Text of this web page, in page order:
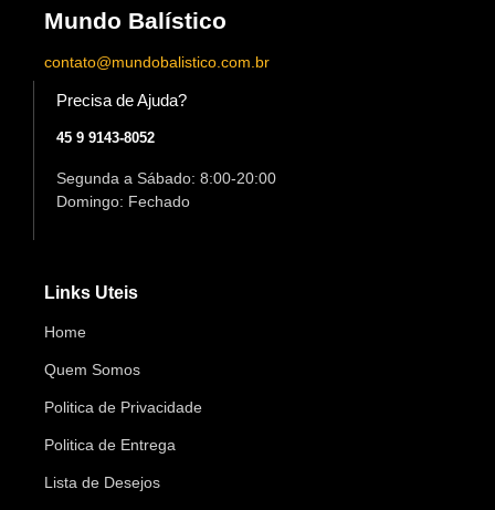
Mundo Balístico
contato@mundobalistico.com.br
Precisa de Ajuda?
45 9 9143-8052
Segunda a Sábado: 8:00-20:00
Domingo: Fechado
Links Uteis
Home
Quem Somos
Politica de Privacidade
Politica de Entrega
Lista de Desejos